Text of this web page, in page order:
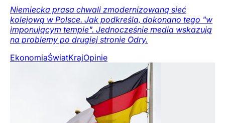
Niemiecka prasa chwali zmodernizowaną sieć
kolejową w Polsce. Jak podkreśla, dokonano tego "w
imponującym tempie". Jednocześnie media wskazują
na problemy po drugiej stronie Odry.
EkonomiaŚwiatKrajOpinie